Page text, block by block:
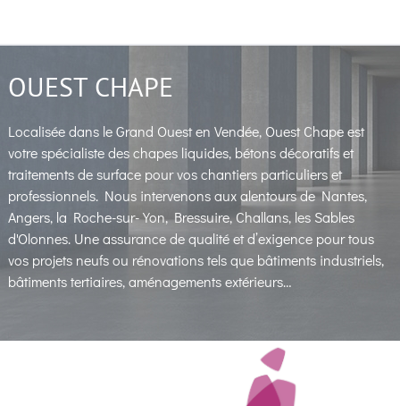
OUEST CHAPE
Localisée dans le Grand Ouest en Vendée, Ouest Chape est
votre spécialiste des chapes liquides, bétons décoratifs et
traitements de surface pour vos chantiers particuliers et
professionnels. Nous intervenons aux alentours de Nantes,
Angers, la Roche-sur-Yon, Bressuire, Challans, les Sables
d'Olonnes. Une assurance de qualité et d’exigence pour tous
vos projets neufs ou rénovations tels que bâtiments industriels,
bâtiments tertiaires, aménagements extérieurs…